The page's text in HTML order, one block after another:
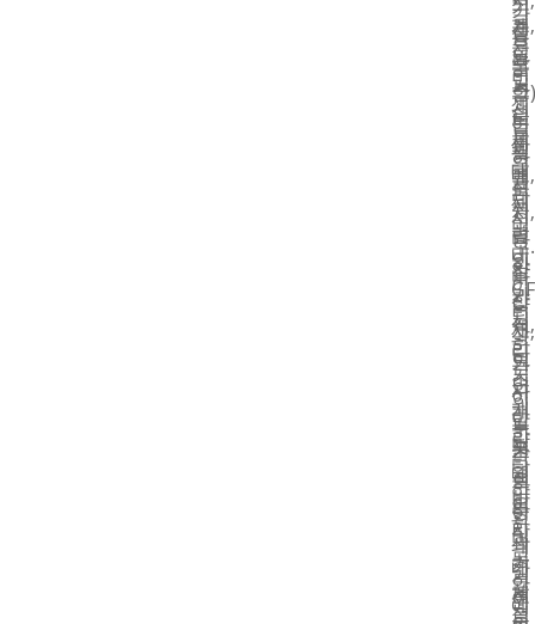
계,
뜨
거
운
판
매,
저
렴
한
가
격,
단
면
라
미
네
이
팅
기
계
기
능
을
구
입
하
십
시
오.
바
닥
공
간
이
부
족
한
인
쇄
기
에
고
정
밀
신
세
대
제
품
인
시
리
즈
개
량
형
반
자
동
플
루
플
라
스
틱
필
름
등
다
양
한
재
료
의
고
품
질
라
미
네
이
싱
포
함)
는
책
표
지,
포
장
상
자,
인
사
말
카
드
등
과
같
은
같
은
인
쇄
물
을
라
미
네
이
팅
하
기
위
한
다
양
하
고
안
정